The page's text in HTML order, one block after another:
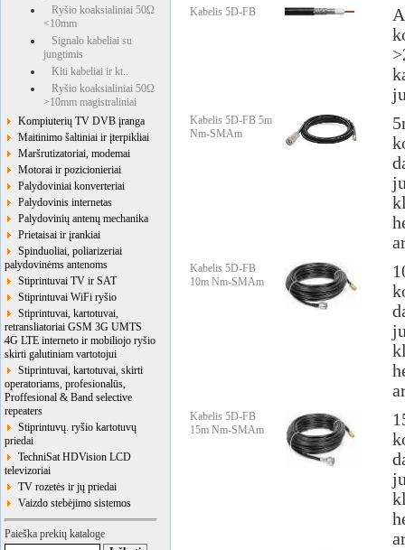
Ryšio koaksialiniai 50Ω
<10mm
Signalo kabeliai su
jungtimis
Kiti kabeliai ir kt..
Ryšio koaksialiniai 50Ω
>10mm magistraliniai
Kompiuterių TV DVB įranga
Maitinimo šaltiniai ir įterpikliai
Maršrutizatoriai, modemai
Motorai ir pozicionieriai
Palydoviniai konverteriai
Palydovinis internetas
Palydovinių antenų mechanika
Prietaisai ir įrankiai
Spinduoliai, poliarizeriai
palydovinėms antenoms
Stiprintuvai TV ir SAT
Stiprintuvai WiFi ryšio
Stiprintuvai, kartotuvai,
retransliatoriai GSM 3G UMTS
4G LTE interneto ir mobiliojo ryšio
skirti galutiniam vartotojui
Stiprintuvai, kartotuvai, skirti
operatoriams, profesionalūs,
Proffesional & Band selective
repeaters
Stiprintuvų. ryšio kartotuvų
priedai
TechniSat HDVision LCD
televizoriai
TV rozetės ir jų priedai
Vaizdo stebėjimo sistemos
Paieška prekių kataloge
Kabelis 5D-FB
Kabelis 5D-FB 5m
Nm-SMAm
Kabelis 5D-FB
10m Nm-SMAm
Kabelis 5D-FB
15m Nm-SMAm